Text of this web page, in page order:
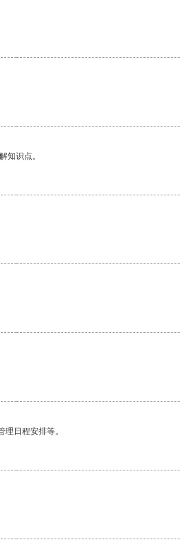
知识点。
日程安排等。